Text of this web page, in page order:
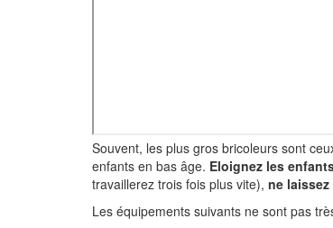
Souvent, les plus gros bricoleurs sont
enfants en bas âge. Eloignez les
travaillerez trois fois plus vite), ne
Les équipements suivants ne sont pas